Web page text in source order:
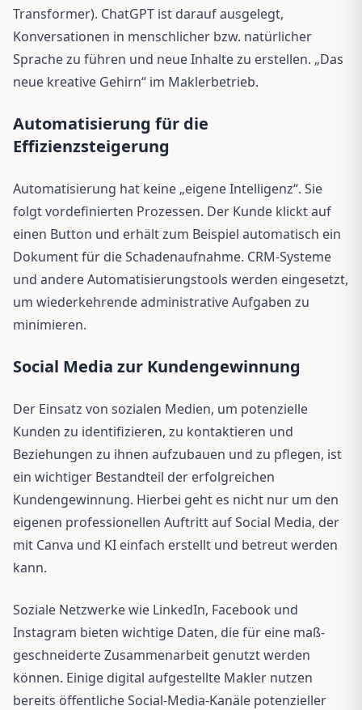
Transformer). ChatGPT ist darauf ausgelegt,
Konversationen in menschlicher bzw. natürlicher
Sprache zu führen und neue Inhalte zu erstellen. „Das
neue kreative Gehirn“ im Maklerbetrieb.
Automatisierung für die
Effizienzsteigerung
Automatisierung hat keine „eigene Intelligenz“. Sie
folgt vordefinierten Prozessen. Der Kunde klickt auf
einen Button und erhält zum Beispiel automatisch ein
Dokument für die Schadenaufnahme. CRM-Systeme
und andere Automatisierungstools werden eingesetzt,
um wiederkehrende administrative Aufgaben zu
minimieren.
Social Media zur Kundengewinnung
Der Einsatz von sozialen Medien, um potenzielle
Kunden zu identifizieren, zu kontaktieren und
Beziehungen zu ihnen aufzubauen und zu pflegen, ist
ein wichtiger Bestandteil der erfolgreichen
Kundengewinnung. Hierbei geht es nicht nur um den
eigenen professionellen Auftritt auf Social Media, der
mit Canva und KI einfach erstellt und betreut werden
kann.
Soziale Netzwerke wie Linked­In, Facebook und
Instagram bieten wichtige Daten, die für eine maß­
geschneiderte Zusammenarbeit genutzt werden
können. Einige digital auf­gestellte Makler nutzen
bereits öffentliche Social-Media-Kanäle potenzieller